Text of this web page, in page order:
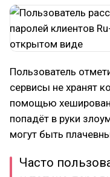
Пользователь
сервисы не хранят
помощью
попадёт в руки
могут быть
Часто